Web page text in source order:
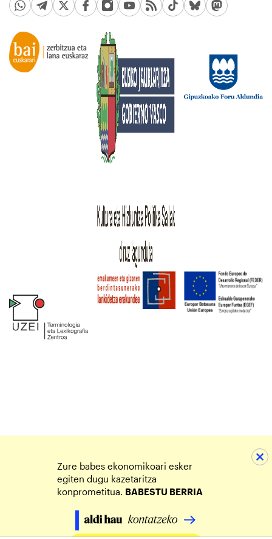
Zure babes ekonomikoari esker
egiten dugu kazetaritza
konprometitua. BABESTU BERRIA